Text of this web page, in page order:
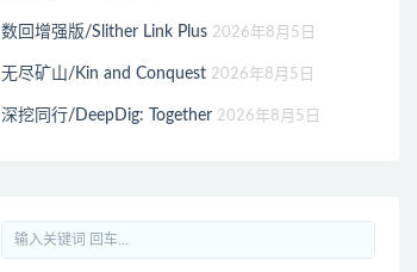
数回增强版/Slither Link Plus 2026年8月5日
无尽矿山/Kin and Conquest 2026年8月5日
深挖同行/DeepDig: Together 2026年8月5日